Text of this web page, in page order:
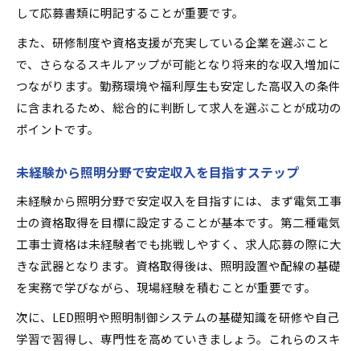
して応募書類に明記することが重要です。
また、研修制度や資格支援が充実している企業を選ぶこと
で、さらなるスキルアップが可能となり将来的な収入増加に
つながります。勤務環境や福利厚生も安定した高収入の条件
に含まれるため、総合的に判断して求人を選ぶことが成功の
ポイントです。
未経験から照明分野で安定収入を目指すステップ
未経験から照明分野で安定収入を目指すには、まず電気工事
士の資格取得を目標に設定することが基本です。第二種電気
工事士資格は未経験者でも挑戦しやすく、求人応募の際に大
きな武器となります。資格取得後は、照明設置や配線の基礎
を実務で学びながら、現場経験を積むことが重要です。
次に、LED照明や照明制御システムの基礎知識を研修や自己
学習で習得し、専門性を高めていきましょう。これらのスキ